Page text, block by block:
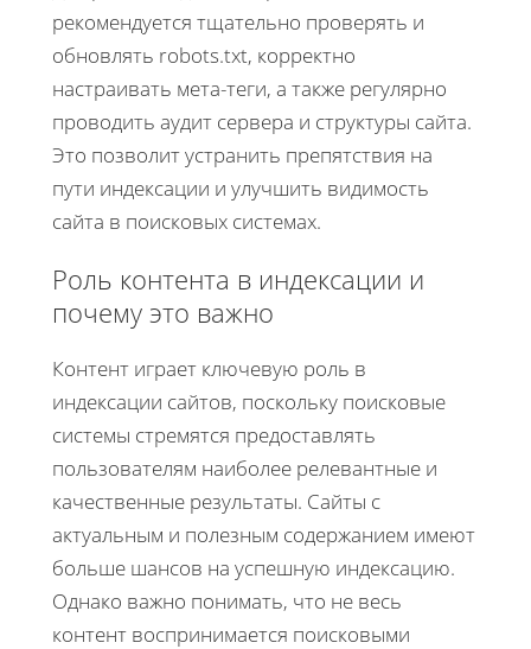
рекомендуется тщательно проверять и
обновлять robots.txt, корректно
настраивать мета-теги, а также регулярно
проводить аудит сервера и структуры сайта.
Это позволит устранить препятствия на
пути индексации и улучшить видимость
сайта в поисковых системах.
Роль контента в индексации и
почему это важно
Контент играет ключевую роль в
индексации сайтов, поскольку поисковые
системы стремятся предоставлять
пользователям наиболее релевантные и
качественные результаты. Сайты с
актуальным и полезным содержанием имеют
больше шансов на успешную индексацию.
Однако важно понимать, что не весь
контент воспринимается поисковыми